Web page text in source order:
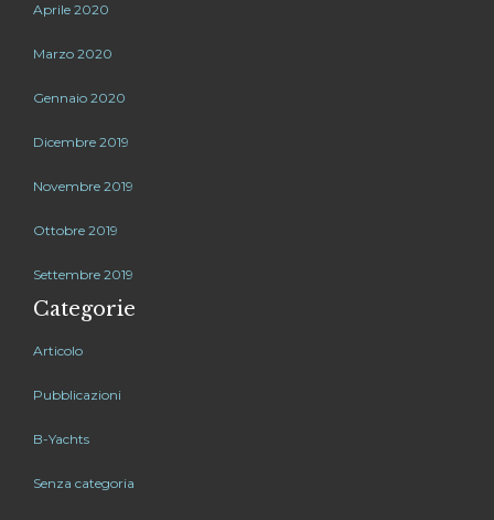
Aprile 2020
Marzo 2020
Gennaio 2020
Dicembre 2019
Novembre 2019
Ottobre 2019
Settembre 2019
Categorie
Articolo
Pubblicazioni
B-Yachts
Senza categoria